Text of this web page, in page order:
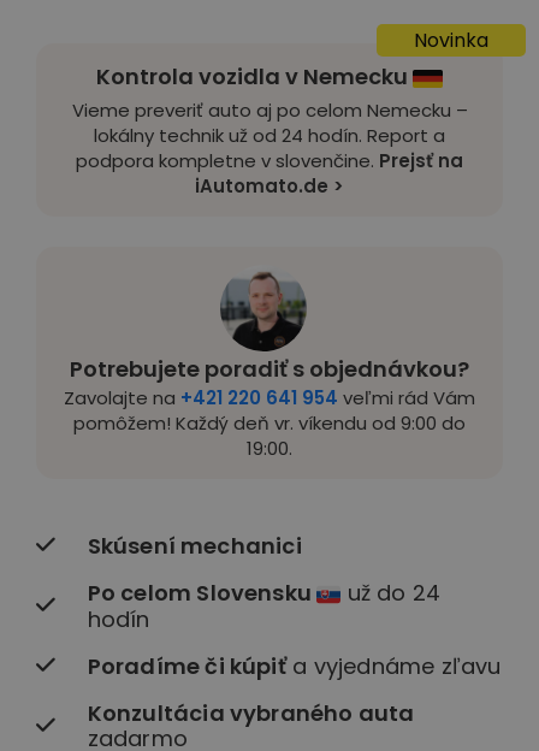
Potrebujete poradiť s objednávkou?
Zavolajte na +421 220 641 954 veľmi rád Vám
pomôžem! Každý deň vr. víkendu od 9:00 do
19:00.
Skúsení mechanici
Po celom Slovensku
už do 24
hodín
Poradíme či kúpiťa vyjednáme zľavu
Konzultácia vybraného auta
zadarmo
Novinka
Kontrola vozidla v Nemecku
Vieme preveriť auto aj po celom Nemecku –
lokálny technik už od 24 hodín. Report a
podpora kompletne v slovenčine. Prejsť na
iAutomato.de >